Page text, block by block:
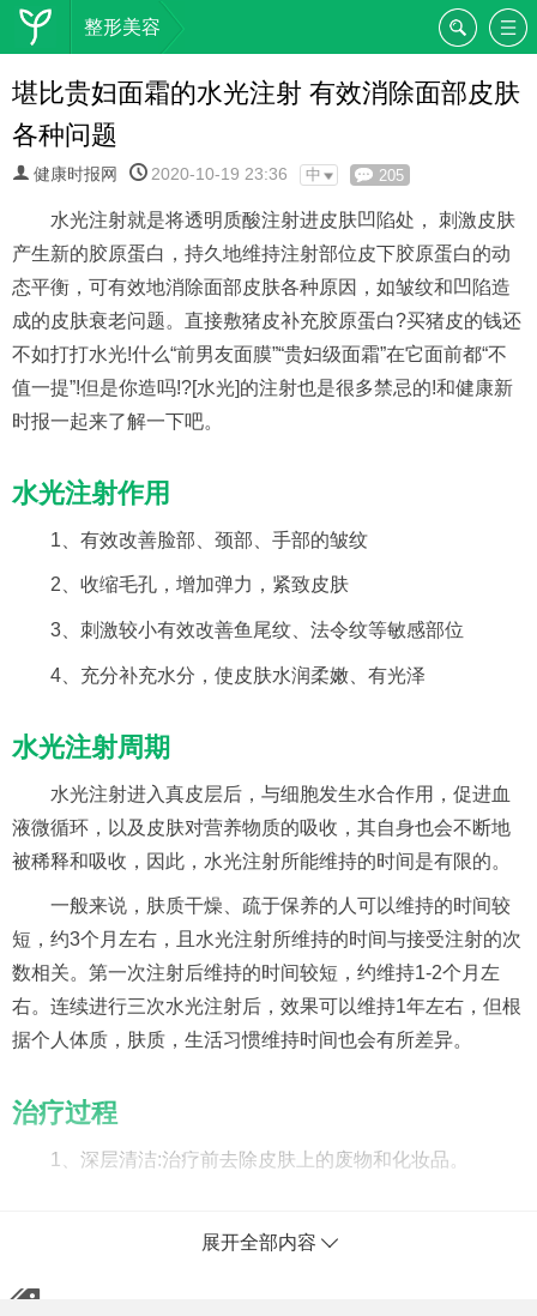
整形美容
堪比贵妇面霜的水光注射 有效消除面部皮肤
各种问题
健康时报网 2020-10-19 23:36 中 205
水光注射就是将透明质酸注射进皮肤凹陷处， 刺激皮肤
产生新的胶原蛋白，持久地维持注射部位皮下胶原蛋白的动
态平衡，可有效地消除面部皮肤各种原因，如皱纹和凹陷造
成的皮肤衰老问题。直接敷猪皮补充胶原蛋白?买猪皮的钱还
不如打打水光!什么“前男友面膜”“贵妇级面霜”在它面前都“不
值一提”!但是你造吗!?[水光]的注射也是很多禁忌的!和健康新
时报一起来了解一下吧。
水光注射作用
1、有效改善脸部、颈部、手部的皱纹
2、收缩毛孔，增加弹力，紧致皮肤
3、刺激较小有效改善鱼尾纹、法令纹等敏感部位
4、充分补充水分，使皮肤水润柔嫩、有光泽
水光注射周期
水光注射进入真皮层后，与细胞发生水合作用，促进血
液微循环，以及皮肤对营养物质的吸收，其自身也会不断地
被稀释和吸收，因此，水光注射所能维持的时间是有限的。
一般来说，肤质干燥、疏于保养的人可以维持的时间较
短，约3个月左右，且水光注射所维持的时间与接受注射的次
数相关。第一次注射后维持的时间较短，约维持1-2个月左
右。连续进行三次水光注射后，效果可以维持1年左右，但根
据个人体质，肤质，生活习惯维持时间也会有所差异。
治疗过程
1、深层清洁:治疗前去除皮肤上的废物和化妆品。
3、治疗:在治疗部分，注入进去适量的YVOIRE hydro。
展开全部内容